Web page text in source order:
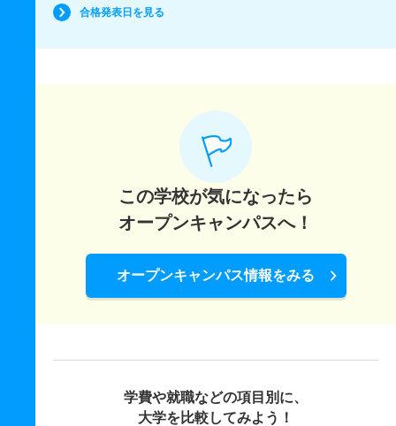
合格発表日を見る
この学校が気になったら
オープンキャンパスへ！
オープンキャンパス情報をみる
学費や就職などの項目別に、
大学を比較してみよう！